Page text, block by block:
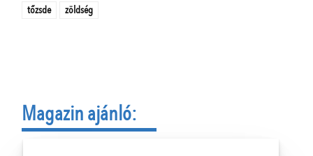
tőzsde
zöldség
Magazin ajánló: